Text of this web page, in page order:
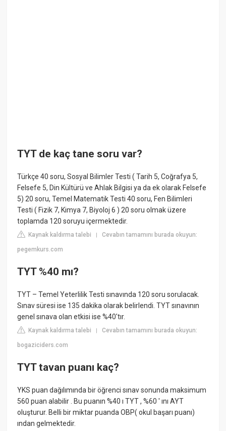
TYT de kaç tane soru var?
Türkçe 40 soru, Sosyal Bilimler Testi ( Tarih 5, Coğrafya 5,
Felsefe 5, Din Kültürü ve Ahlak Bilgisi ya da ek olarak Felsefe
5) 20 soru, Temel Matematik Testi 40 soru, Fen Bilimleri
Testi ( Fizik 7, Kimya 7, Biyoloj 6 ) 20 soru olmak üzere
toplamda 120 soruyu içermektedir.
Kaynak kaldırma talebi |Cevabın tamamını burada okuyun:
pegemkurs.com
TYT %40 mı?
TYT – Temel Yeterlilik Testi sınavında 120 soru sorulacak.
Sınav süresi ise 135 dakika olarak belirlendi. TYT sınavının
genel sınava olan etkisi ise %40'tır.
Kaynak kaldırma talebi |Cevabın tamamını burada okuyun:
bogaziciders.com
TYT tavan puanı kaç?
YKS puan dağılımında bir öğrenci sınav sonunda maksimum
560 puan alabilir . Bu puanın %40 ı TYT , %60 ' ını AYT
oluşturur. Belli bir miktar puanda OBP( okul başarı puanı)
ından gelmektedir.